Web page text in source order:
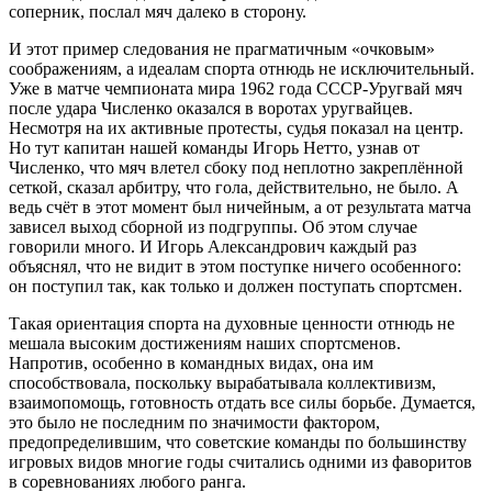
соперник, послал мяч далеко в сторону.
И этот пример следования не прагматичным «очковым»
соображениям, а идеалам спорта отнюдь не исключительный.
Уже в матче чемпионата мира 1962 года СССР-Уругвай мяч
после удара Численко оказался в воротах уругвайцев.
Несмотря на их активные протесты, судья показал на центр.
Но тут капитан нашей команды Игорь Нетто, узнав от
Численко, что мяч влетел сбоку под неплотно закреплённой
сеткой, сказал арбитру, что гола, действительно, не было. А
ведь счёт в этот момент был ничейным, а от результата матча
зависел выход сборной из подгруппы. Об этом случае
говорили много. И Игорь Александрович каждый раз
объяснял, что не видит в этом поступке ничего особенного:
он поступил так, как только и должен поступать спортсмен.
Такая ориентация спорта на духовные ценности отнюдь не
мешала высоким достижениям наших спортсменов.
Напротив, особенно в командных видах, она им
способствовала, поскольку вырабатывала коллективизм,
взаимопомощь, готовность отдать все силы борьбе. Думается,
это было не последним по значимости фактором,
предопределившим, что советские команды по большинству
игровых видов многие годы считались одними из фаворитов
в соревнованиях любого ранга.